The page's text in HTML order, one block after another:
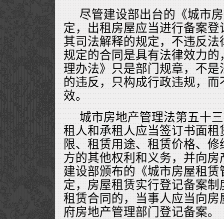
尽管建设部出台的《城市
定，出租房屋应当进行备案
其司法解释的规定，不违反
规定的合同是具有法律效力
理办法》只是部门规章，不
的违反，只构成行政违规，
效。
城市房地产管理法第五十
租人和承租人应当签订书面
限、租赁用途、租赁价格、
方的其他权利和义务，并向
建设部颁布的《城市房屋租
定，房屋租赁实行登记备案
租赁合同的，当事人应当向
府房地产管理部门登记备案。